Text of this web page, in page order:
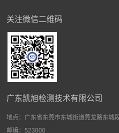
关注微信二维码
广东凯旭检测技术有限公司
地点： 广东省东莞市东城街道莞龙路东城
邮编：523000